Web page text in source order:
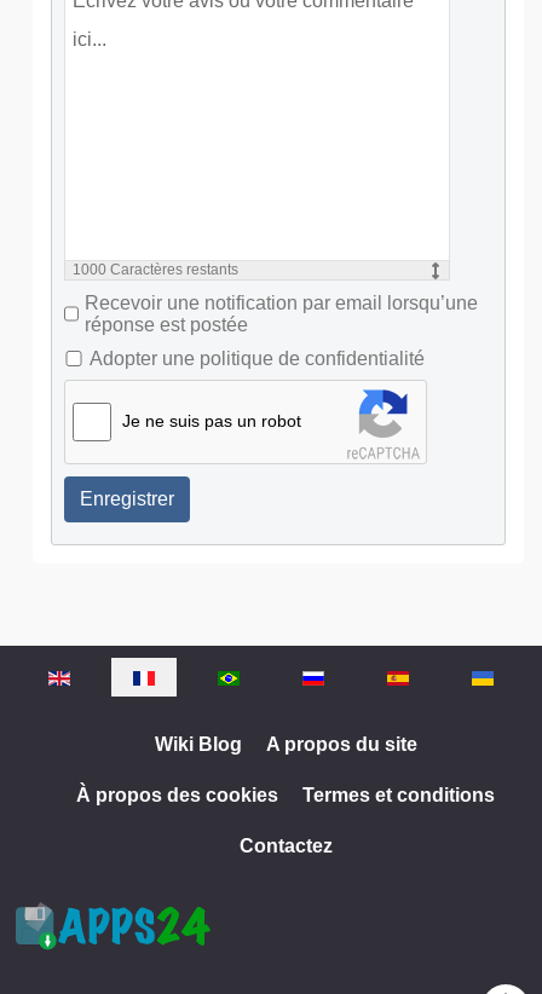
1000 Caractères restants
Recevoir une notification par email lorsqu’une
réponse est postée
Adopter une politique de confidentialité
Je ne suis pas un robot
Enregistrer
Sélectionnez votre langue
Wiki Blog A propos du site
À propos des cookies Termes et conditions
Contactez